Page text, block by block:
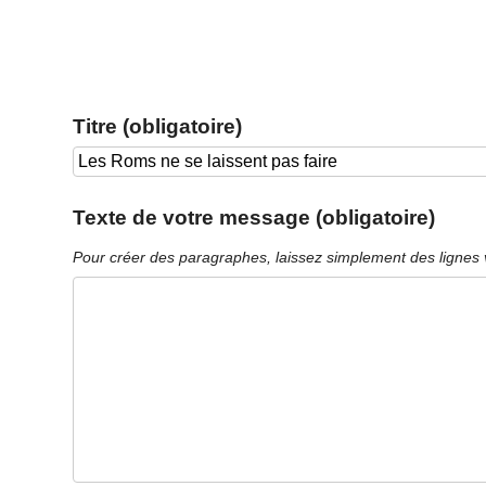
Titre (obligatoire)
Texte de votre message (obligatoire)
Pour créer des paragraphes, laissez simplement des lignes